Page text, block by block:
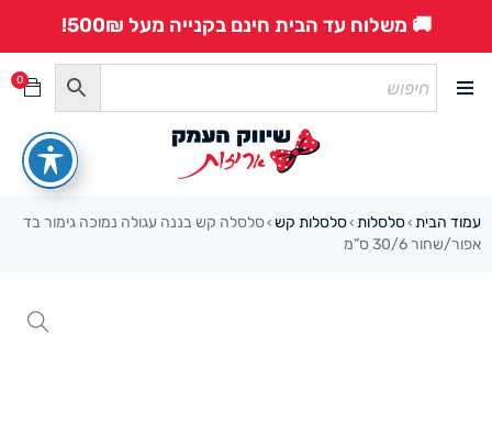
🚚 משלוח עד הבית חינם בקנייה מעל 500₪!
0
עמוד הבית ›סלסלות ›סלסלות קש › סלסלה קש בננה עגולה נמוכה גימור בד
אפור/שחור 30/6 ס”מ